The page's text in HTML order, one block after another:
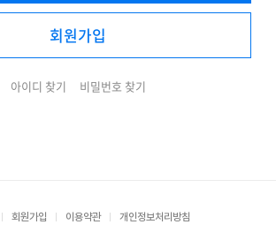
회원가입
아이디 찾기 비밀번호 찾기
회원가입 이용약관 개인정보처리방침